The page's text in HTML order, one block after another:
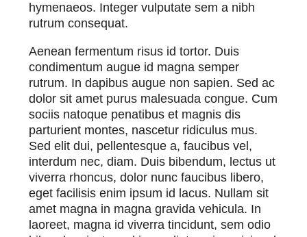
hymenaeos. Integer vulputate sem a nibh
rutrum consequat.
Aenean fermentum risus id tortor. Duis
condimentum augue id magna semper
rutrum. In dapibus augue non sapien. Sed ac
dolor sit amet purus malesuada congue. Cum
sociis natoque penatibus et magnis dis
parturient montes, nascetur ridiculus mus.
Sed elit dui, pellentesque a, faucibus vel,
interdum nec, diam. Duis bibendum, lectus ut
viverra rhoncus, dolor nunc faucibus libero,
eget facilisis enim ipsum id lacus. Nullam sit
amet magna in magna gravida vehicula. In
laoreet, magna id viverra tincidunt, sem odio